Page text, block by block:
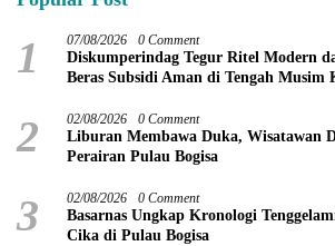
1 07/08/2026 0 Comment
Diskumperindag Tegur Ritel Modern
Beras Subsidi Aman di Tengah Musim
2 02/08/2026 0 Comment
Liburan Membawa Duka, Wisatawan
Perairan Pulau Bogisa
3 02/08/2026 0 Comment
Basarnas Ungkap Kronologi
Cika di Pulau Bogisa